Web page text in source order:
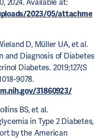
2024. Available at:
2023/05/attachme
D, Müller UA, et al.
and Diagnosis of Diabetes
Diabetes. 2019;127(S
9078.
31860923/
BS, et al.
in Type 2 Diabetes,
by the American